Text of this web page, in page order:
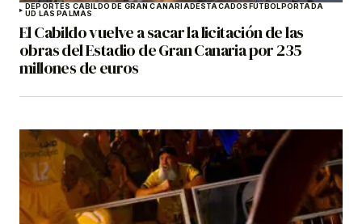
DEPORTES CABILDO DE GRAN CANARIADESTACADOSFÚTBOLPORTADA
UD LAS PALMAS
El Cabildo vuelve a sacar la licitación de las
obras del Estadio de Gran Canaria por 235
millones de euros